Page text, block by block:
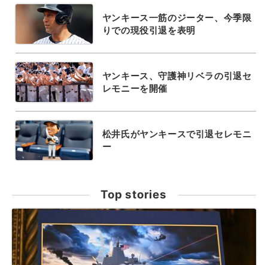
ヤンキース一筋のジーター、今季限
りでの現役引退を表明
ヤンキース、守護神リベラの引退セ
レモニーを開催
松井氏がヤンキースで引退セレモニ
ー
Top stories